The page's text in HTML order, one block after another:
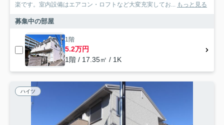
楽です。室内設備はエアコン・ロフトなど大変充実してお... もっと見る
募集中の部屋
1階
5.2万円
1階 / 17.35㎡ / 1K
ハイツ